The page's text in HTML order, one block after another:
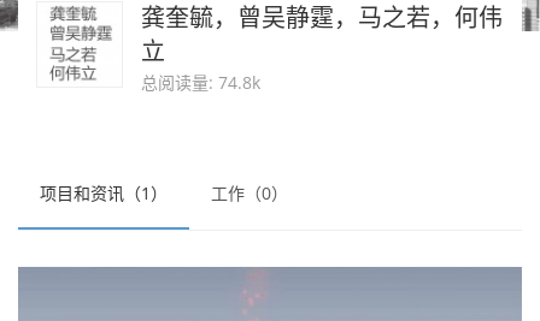
项目和资讯（1） 工作（0）
龚奎毓，曾吴静霆，马之若，何伟
立
总阅读量: 74.8k